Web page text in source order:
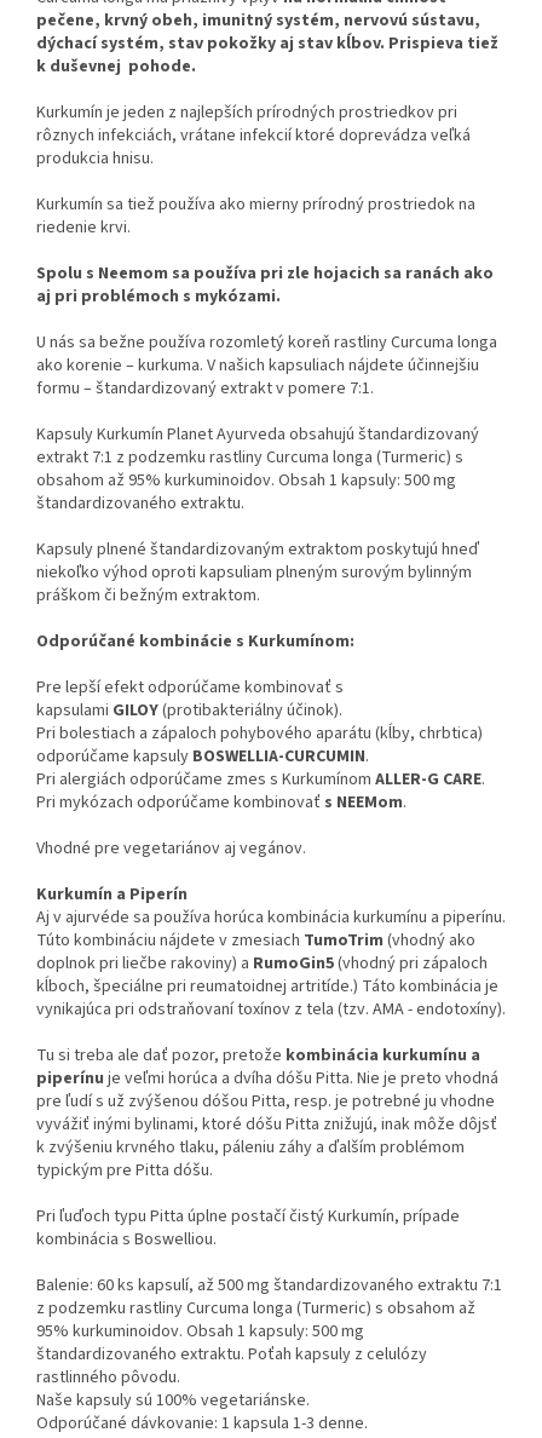
pečene, krvný obeh, imunitný systém, nervovú sústavu,
dýchací systém, stav pokožky aj stav kĺbov. Prispieva tiež
k duševnej pohode.
Kurkumín je jeden z najlepších prírodných prostriedkov pri
rôznych infekciách, vrátane infekcií ktoré doprevádza veľká
produkcia hnisu.
Kurkumín sa tiež používa ako mierny prírodný prostriedok na
riedenie krvi.
Spolu s Neemom sa používa pri zle hojacich sa ranách ako
aj pri problémoch s mykózami.
U nás sa bežne používa rozomletý koreň rastliny Curcuma longa
ako korenie – kurkuma. V našich kapsuliach nájdete účinnejšiu
formu – štandardizovaný extrakt v pomere 7:1.
Kapsuly Kurkumín Planet Ayurveda obsahujú štandardizovaný
extrakt 7:1 z podzemku rastliny Curcuma longa (Turmeric) s
obsahom až 95% kurkuminoidov. Obsah 1 kapsuly: 500 mg
štandardizovaného extraktu.
Kapsuly plnené štandardizovaným extraktom poskytujú hneď
niekoľko výhod oproti kapsuliam plneným surovým bylinným
práškom či bežným extraktom.
Odporúčané kombinácie s Kurkumínom:
Pre lepší efekt odporúčame kombinovať s
kapsulami GILOY(protibakteriálny účinok).
Pri bolestiach a zápaloch pohybového aparátu (kĺby, chrbtica)
odporúčame kapsuly BOSWELLIA-CURCUMIN.
Pri alergiách odporúčame zmes s Kurkumínom ALLER-G CARE.
Pri mykózach odporúčame kombinovať s NEEMom.
Vhodné pre vegetariánov aj vegánov.
Kurkumín a Piperín
Aj v ajurvéde sa používa horúca kombinácia kurkumínu a piperínu.
Túto kombináciu nájdete v zmesiach TumoTrim (vhodný ako
doplnok pri liečbe rakoviny) a RumoGin5(vhodný pri zápaloch
kĺboch, špeciálne pri reumatoidnej artritíde.) Táto kombinácia je
vynikajúca pri odstraňovaní toxínov z tela (tzv. AMA - endotoxíny).
Tu si treba ale dať pozor, pretože kombinácia kurkumínu a
piperínu je veľmi horúca a dvíha dóšu Pitta. Nie je preto vhodná
pre ľudí s už zvýšenou dóšou Pitta, resp. je potrebné ju vhodne
vyvážiť inými bylinami, ktoré dóšu Pitta znižujú, inak môže dôjsť
k zvýšeniu krvného tlaku, páleniu záhy a ďalším problémom
typickým pre Pitta dóšu.
Pri ľuďoch typu Pitta úplne postačí čistý Kurkumín, prípade
kombinácia s Boswelliou.
Balenie: 60 ks kapsulí, až 500 mg štandardizovaného extraktu 7:1
z podzemku rastliny Curcuma longa (Turmeric) s obsahom až
95% kurkuminoidov. Obsah 1 kapsuly: 500 mg
štandardizovaného extraktu. Poťah kapsuly z celulózy
rastlinného pôvodu.
Naše kapsuly sú 100% vegetariánske.
Odporúčané dávkovanie: 1 kapsula 1-3 denne.